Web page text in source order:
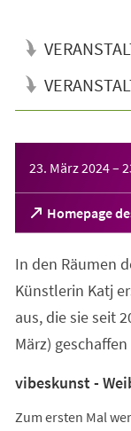
23. März 2024–
Homepage
(Öffnet
in
neuen
Tab)
In den Räumen
Künstlerin Katj
aus, die sie seit
März)
vibeskunst -
Zum ersten Mal